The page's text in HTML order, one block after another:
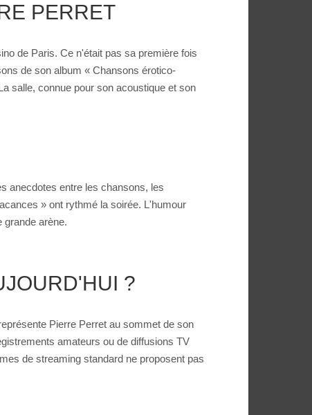
PERRET
de Paris. Ce n'était pas sa première fois
de son album « Chansons érotico-
salle, connue pour son acoustique et son
anecdotes entre les chansons, les
» ont rythmé la soirée. L'humour
grande arène.
?
Pierre Perret au sommet de son
amateurs ou de diffusions TV
de streaming standard ne proposent pas